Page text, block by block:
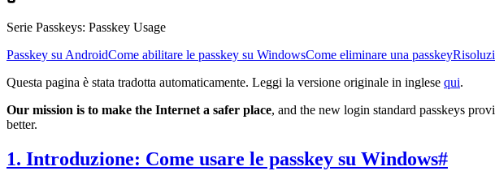
Serie Passkeys: Passkey Usage
Passkey su AndroidCome abilitare le passkey su WindowsCome eliminare una passkey
Questa pagina è stata tradotta automaticamente. Leggi la versione originale in inglese qui.
Our mission is to make the Internet a safer place, and the new login standard passkeys
better.
1. Introduzione: Come usare le passkey su Windows#